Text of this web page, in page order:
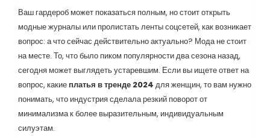
Ваш гардероб может показаться полным, но стоит открыть
модные журналы или пролистать ленты соцсетей, как возникает
вопрос: а что сейчас действительно актуально? Мода не стоит
на месте. То, что было пиком популярности два сезона назад,
сегодня может выглядеть устаревшим. Если вы ищете ответ на
вопрос, какие платья в тренде 2024 для женщин, то вам нужно
понимать, что индустрия сделала резкий поворот от
минимализма к более выразительным, индивидуальным
силуэтам.